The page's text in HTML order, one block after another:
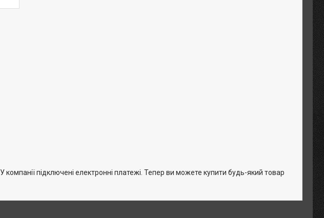
У компанії підключені електронні платежі. Тепер ви можете купити будь-який товар